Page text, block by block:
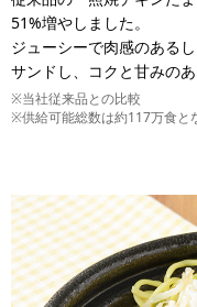
51%増やしました。
ジューシーで肉感のある
サンドし、コクと甘みの
※当社従来品との比較
※供給可能総数は約117万食と